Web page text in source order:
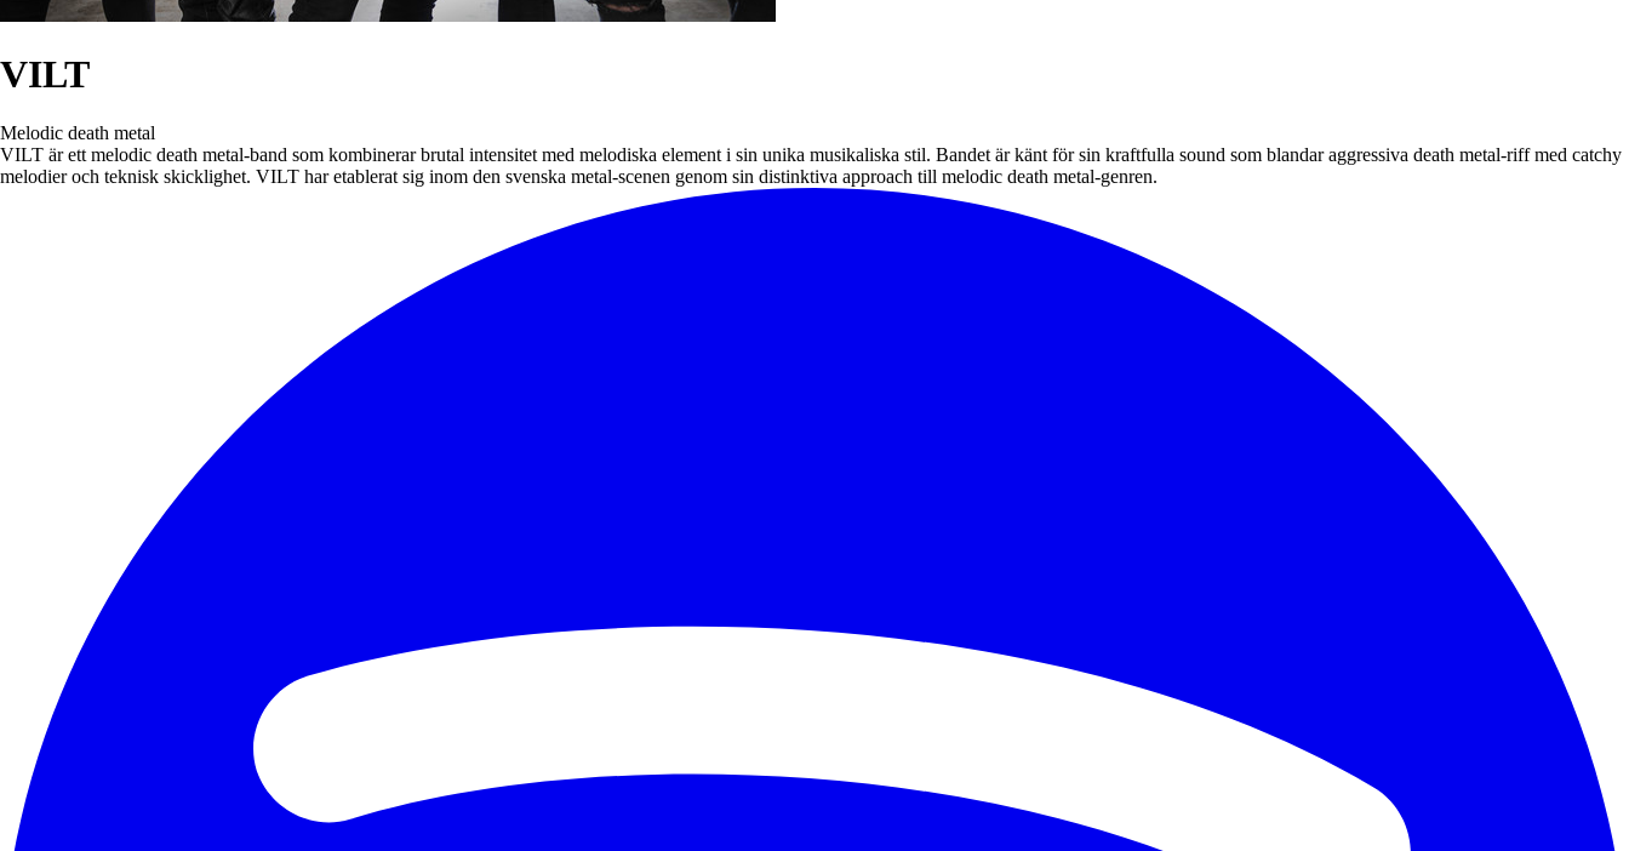
VILT
Melodic death metal
VILT är ett melodic death metal-band som kombinerar brutal intensitet med melodiska element i sin unika musikaliska stil. Bandet är känt för sin kraftfulla sound som blandar aggressiva death metal-riff med catchy
melodier och teknisk skicklighet. VILT har etablerat sig inom den svenska metal-scenen genom sin distinktiva approach till melodic death metal-genren.